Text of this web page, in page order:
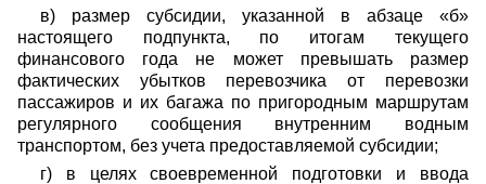
в) размер субсидии, указанной в абзаце «б»
настоящего подпункта, по итогам текущего
финансового года не может превышать размер
фактических убытков перевозчика от перевозки
пассажиров и их багажа по пригородным маршрутам
регулярного сообщения внутренним водным
транспортом, без учета предоставляемой субсидии;
г) в целях своевременной подготовки и ввода